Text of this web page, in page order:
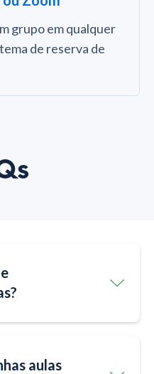
grupo em qualquer
de reserva de
aulas